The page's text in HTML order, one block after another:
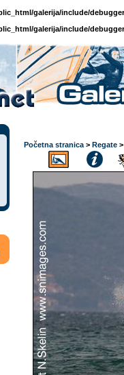
galerija/include/
galerija/include/
Početna stranica > Regate